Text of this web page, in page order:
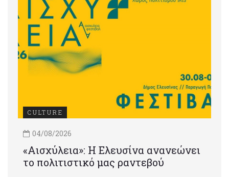
CULTURE
04/08/2026
«Αισχύλεια»: Η Ελευσίνα ανανεώνει
το πολιτιστικό μας ραντεβού